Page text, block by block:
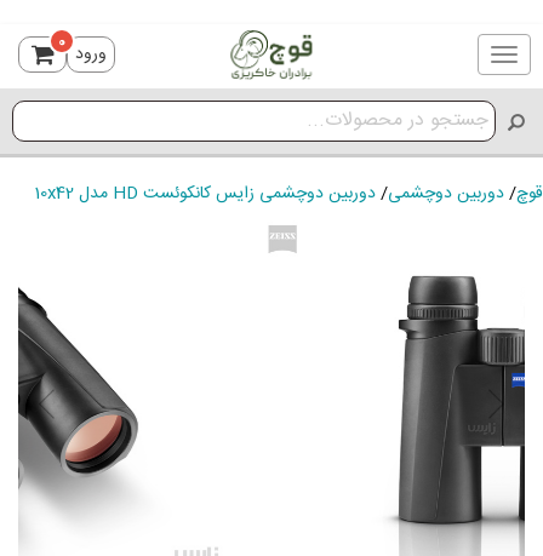
Toggle
navigation
ورود 0
قوچ/دوربین دوچشمی/دوربین دوچشمی زایس کانکوئست HD مدل 10x42